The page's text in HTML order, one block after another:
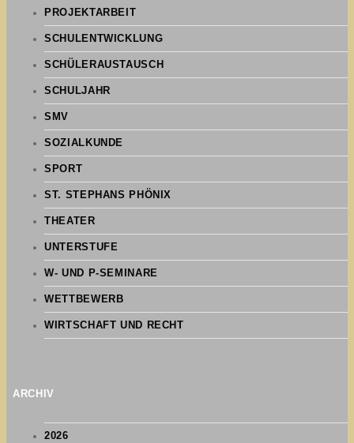
PROJEKTARBEIT
SCHULENTWICKLUNG
SCHÜLERAUSTAUSCH
SCHULJAHR
SMV
SOZIALKUNDE
SPORT
ST. STEPHANS PHÖNIX
THEATER
UNTERSTUFE
W- UND P-SEMINARE
WETTBEWERB
WIRTSCHAFT UND RECHT
ARCHIV
2026